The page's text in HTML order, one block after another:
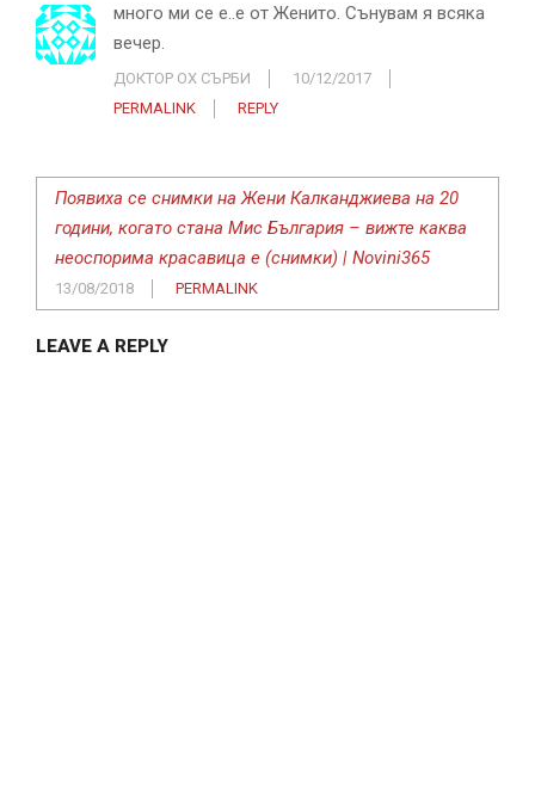
много ми се е..е от Женито. Сънувам я всяка
вечер.
ДОКТОР ОХ СЪРБИ
10/12/2017
PERMALINK
REPLY
Появиха се снимки на Жени Калканджиева на 20
години, когато стана Мис България – вижте каква
неоспорима красавица е (снимки) | Novini365
13/08/2018 PERMALINK
LEAVE A REPLY